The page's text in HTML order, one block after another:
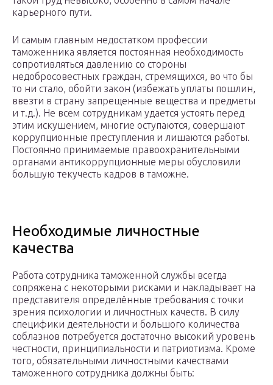
карьерного пути.
И самым главным недостатком профессии
таможенника является постоянная необходимость
сопротивляться давлению со стороны
недобросовестных граждан, стремящихся, во что бы
то ни стало, обойти закон (избежать уплаты пошлин,
ввезти в страну запрещенные вещества и предметы
и т.д.). Не всем сотрудникам удается устоять перед
этим искушением, многие оступаются, совершают
коррупционные преступления и лишаются работы.
Постоянно принимаемые правоохранительными
органами антикоррупционные меры обусловили
большую текучесть кадров в таможне.
Необходимые личностные
качества
Работа сотрудника таможенной службы всегда
сопряжена с некоторыми рисками и накладывает на
представителя определённые требования с точки
зрения психологии и личностных качеств. В силу
специфики деятельности и большого количества
соблазнов потребуется достаточно высокий уровень
честности, принципиальности и патриотизма. Кроме
того, обязательными личностными качествами
таможенного сотрудника должны быть: